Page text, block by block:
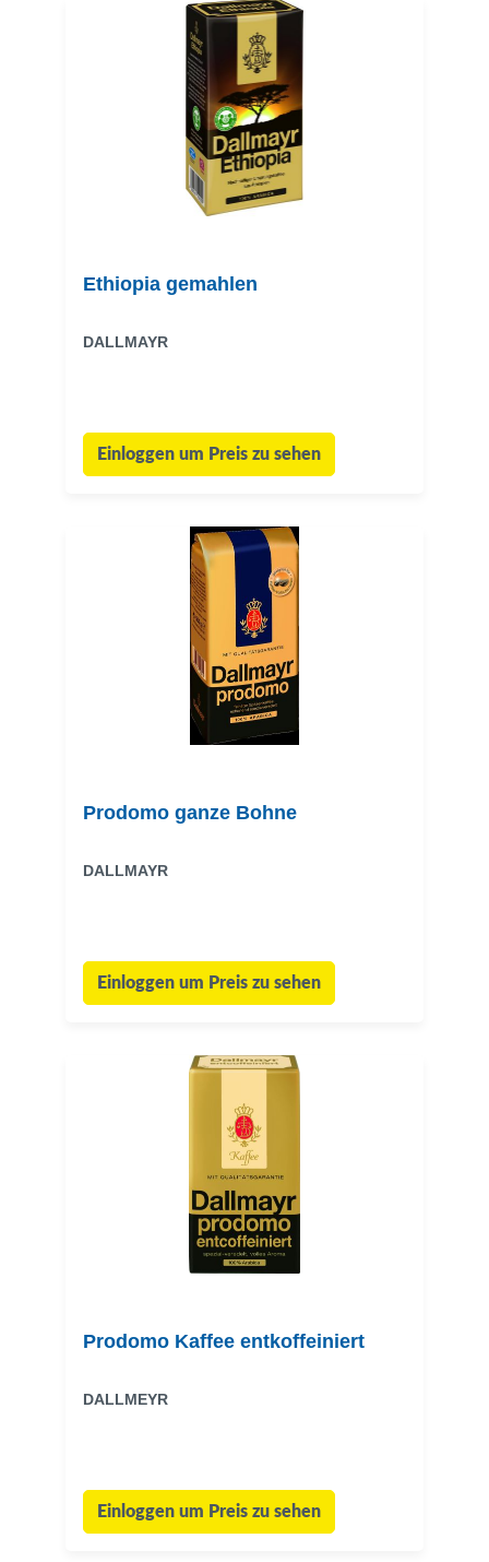
Ethiopia gemahlen
DALLMAYR
Einloggen um Preis zu sehen
Prodomo ganze Bohne
DALLMAYR
Einloggen um Preis zu sehen
Prodomo Kaffee entkoffeiniert
DALLMEYR
Einloggen um Preis zu sehen